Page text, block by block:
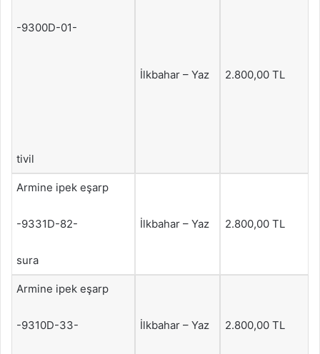
-9300D-01-
tivil
İlkbahar – Yaz 2.800,00 TL
Armine ipek eşarp
-9331D-82-
sura
İlkbahar – Yaz 2.800,00 TL
Armine ipek eşarp
-9310D-33- İlkbahar – Yaz 2.800,00 TL